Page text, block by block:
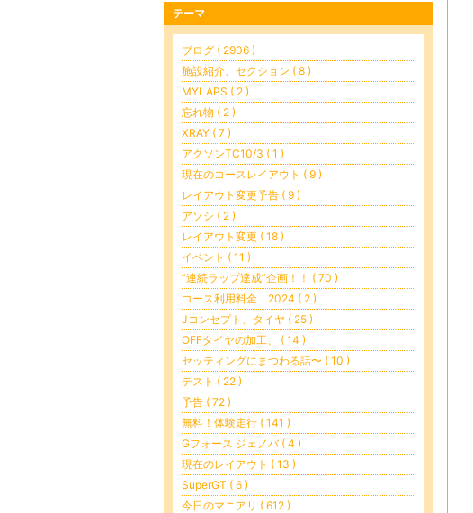
テーマ
ブログ ( 2906 )
施設紹介、セクション ( 8 )
MYLAPS ( 2 )
忘れ物 ( 2 )
XRAY ( 7 )
アクソンTC10/3 ( 1 )
現在のコースレイアウト ( 9 )
レイアウト変更予告 ( 9 )
アソシ ( 2 )
レイアウト変更 ( 18 )
イベント ( 11 )
”連続ラップ達成”企画！！ ( 70 )
コース利用料金 2024 ( 2 )
Jコンセプト、タイヤ ( 25 )
OFFタイヤの加工、 ( 14 )
セッティングにまつわる話〜 ( 10 )
テスト ( 22 )
予告 ( 72 )
無料！体験走行 ( 141 )
Gフォース ジェノバ ( 4 )
現在のレイアウト ( 13 )
SuperGT ( 6 )
今日のマニアリ ( 612 )